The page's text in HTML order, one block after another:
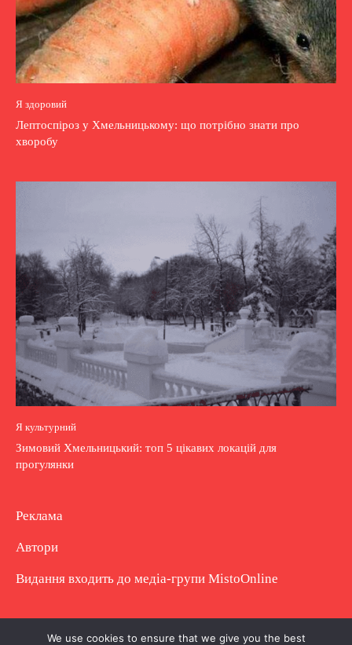
Я здоровий
Лептоспіроз у Хмельницькому: що потрібно знати про
хворобу
Я культурний
Зимовий Хмельницький: топ 5 цікавих локацій для
прогулянки
Реклама
Автори
Видання входить до медіа-групи MistoOnline
Copyright © Повне використання матеріалу
We use cookies to ensure that we give you the best